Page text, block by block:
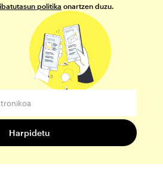
politika onartzen duzu.